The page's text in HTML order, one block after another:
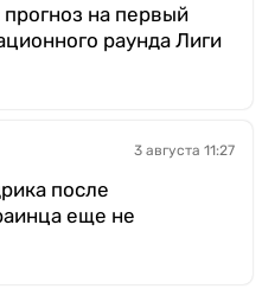
на первый
раунда Лиги
3 августа 11:27
после
еще не